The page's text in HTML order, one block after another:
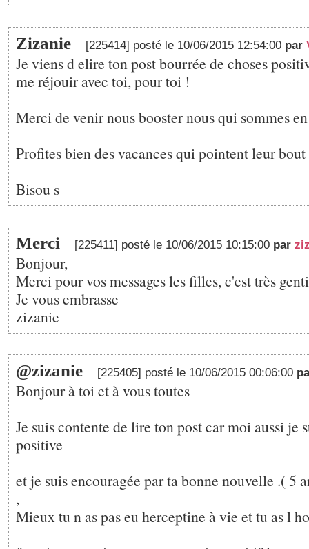
Zizanie [225414] posté le 10/06/2015 12:54:00 par
Je viens d elire ton post bourrée de choses
me réjouir avec toi, pour toi !
Merci de venir nous booster nous qui sommes
Profites bien des vacances qui pointent leur
Bisou s
Merci [225411] posté le 10/06/2015 10:15:00 par
Bonjour,
Merci pour vos messages les filles, c'est très
Je vous embrasse
zizanie
@zizanie [225405] posté le 10/06/2015 00:06:00
Bonjour à toi et à vous toutes
Je suis contente de lire ton post car moi aussi je
positive
et je suis encouragée par ta bonne nouvelle .( 5
,
Mieux tu n as pas eu herceptine à vie et tu as l